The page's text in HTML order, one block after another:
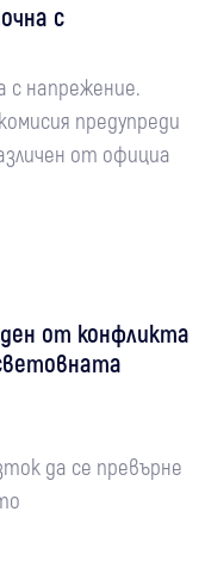
с
с напрежение.
предупреди
от официа
от конфликта
да се превърне